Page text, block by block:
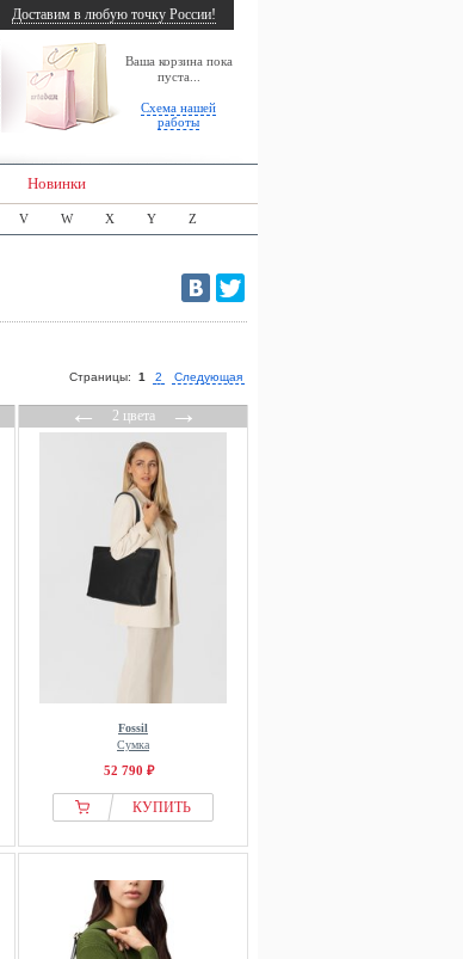
Ваша корзина пока
пуста...
Схема нашей
работы
Доставим в любую точку России!
Новинки
V W X Y Z
Страницы: 1 2 Следующая
←2 цвета→
Fossil
Сумка
52 790 ₽
КУПИТЬ